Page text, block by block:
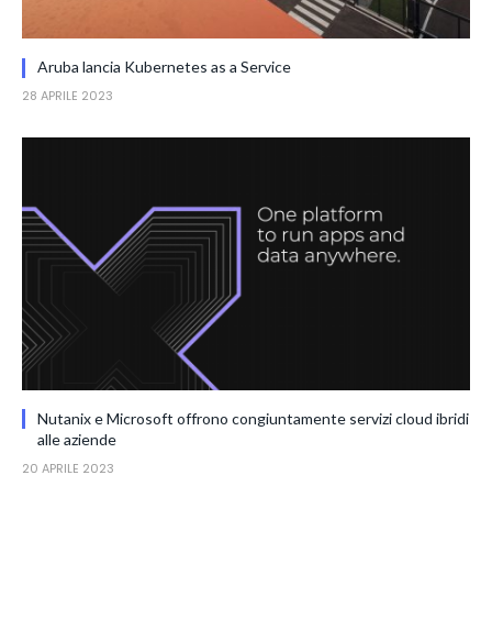
Aruba lancia Kubernetes as a Service
28 APRILE 2023
Nutanix e Microsoft offrono congiuntamente servizi cloud ibridi
alle aziende
20 APRILE 2023